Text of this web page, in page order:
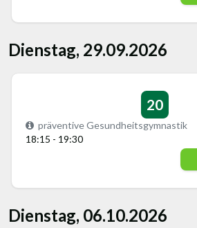
Dienstag, 29.09.2026
20
präventive Gesundheitsgymnastik
18:15 - 19:30
Dienstag, 06.10.2026